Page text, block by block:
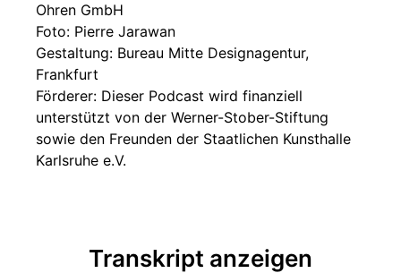
Ohren GmbH
Foto: Pierre Jarawan
Gestaltung: Bureau Mitte Designagentur,
Frankfurt
Förderer: Dieser Podcast wird finanziell
unterstützt von der Werner-Stober-Stiftung
sowie den Freunden der Staatlichen Kunsthalle
Karlsruhe e.V.
Transkript anzeigen